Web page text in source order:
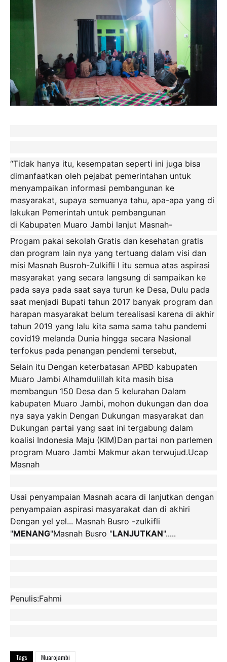
“Tidak hanya itu, kesempatan seperti ini juga bisa
dimanfaatkan oleh pejabat pemerintahan untuk
menyampaikan informasi pembangunan ke
masyarakat, supaya semuanya tahu, apa-apa yang di
lakukan Pemerintah untuk pembangunan
di Kabupaten Muaro Jambi lanjut Masnah-
Progam pakai sekolah Gratis dan kesehatan gratis
dan program lain nya yang tertuang dalam visi dan
misi Masnah Busroh-Zulkifli I itu semua atas aspirasi
masyarakat yang secara langsung di sampaikan ke
pada saya pada saat saya turun ke Desa, Dulu pada
saat menjadi Bupati tahun 2017 banyak program dan
harapan masyarakat belum terealisasi karena di akhir
tahun 2019 yang lalu kita sama sama tahu pandemi
covid19 melanda Dunia hingga secara Nasional
terfokus pada penangan pendemi tersebut,
Selain itu Dengan keterbatasan APBD kabupaten
Muaro Jambi Alhamdulillah kita masih bisa
membangun 150 Desa dan 5 kelurahan Dalam
kabupaten Muaro Jambi, mohon dukungan dan doa
nya saya yakin Dengan Dukungan masyarakat dan
Dukungan partai yang saat ini tergabung dalam
koalisi Indonesia Maju (KIM)Dan partai non parlemen
program Muaro Jambi Makmur akan terwujud.Ucap
Masnah
Usai penyampaian Masnah acara di lanjutkan dengan
penyampaian aspirasi masyarakat dan di akhiri
Dengan yel yel... Masnah Busro -zulkifli
"MENANG"Masnah Busro "LANJUTKAN".....
Penulis:Fahmi
Tags Muarojambi